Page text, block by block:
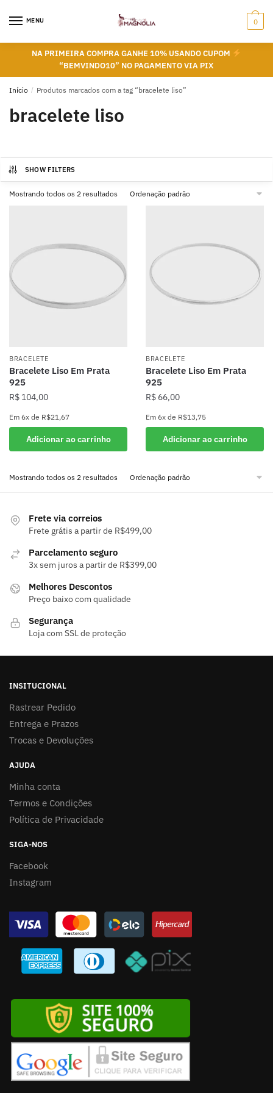
MENU 0
NA PRIMEIRA COMPRA GANHE 10% USANDO CUPOM
“BEMVINDO10” NO PAGAMENTO VIA PIX
Início / Produtos marcados com a tag “bracelete liso”
bracelete liso
SHOW FILTERS
Mostrando todos os 2 resultados
BRACELETE
Bracelete Liso Em Prata
925
R$ 104,00
Em 6x de R$21,67
Adicionar ao carrinho
BRACELETE
Bracelete Liso Em Prata
925
R$ 66,00
Em 6x de R$13,75
Adicionar ao carrinho
Mostrando todos os 2 resultados
Frete via correios
Frete grátis a partir de R$499,00
Parcelamento seguro
3x sem juros a partir de R$399,00
Melhores Descontos
Preço baixo com qualidade
Segurança
Loja com SSL de proteção
INSITUCIONAL
Rastrear Pedido
Entrega e Prazos
Trocas e Devoluções
AJUDA
Minha conta
Termos e Condições
Política de Privacidade
SIGA-NOS
Facebook
Instagram